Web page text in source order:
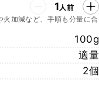
1人前
火加減など、手順も分量に合
100g
適量
2個